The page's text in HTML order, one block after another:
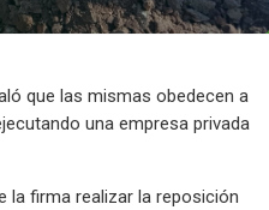
que las mismas obedecen a
una empresa privada
la firma realizar la reposición